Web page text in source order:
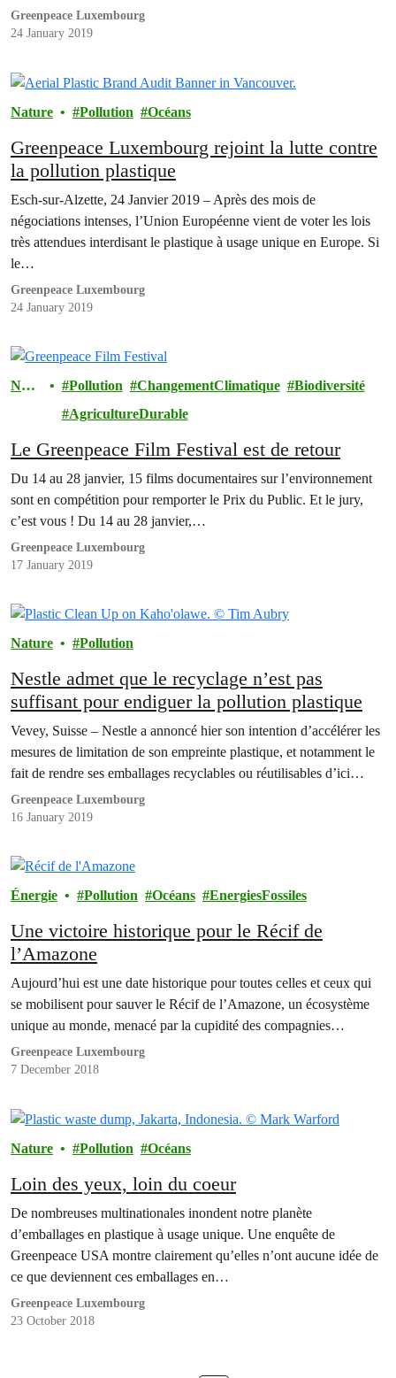
Greenpeace Luxembourg
24 January 2019
Nature Pollution Océans
Greenpeace Luxembourg rejoint la lutte contre
la pollution plastique
Esch-sur-Alzette, 24 Janvier 2019 – Après des mois de
négociations intenses, l’Union Européenne vient de voter les lois
très attendues interdisant le plastique à usage unique en Europe. Si
le…
Greenpeace Luxembourg
24 January 2019
Natu
Pollution ChangementClimatique
Biodiversité
AgricultureDurable
Le Greenpeace Film Festival est de retour
Du 14 au 28 janvier, 15 films documentaires sur l’environnement
sont en compétition pour remporter le Prix du Public. Et le jury,
c’est vous ! Du 14 au 28 janvier,…
Greenpeace Luxembourg
17 January 2019
Nature Pollution
Nestle admet que le recyclage n’est pas
suffisant pour endiguer la pollution plastique
Vevey, Suisse – Nestle a annoncé hier son intention d’accélérer les
mesures de limitation de son empreinte plastique, et notamment le
fait de rendre ses emballages recyclables ou réutilisables d’ici…
Greenpeace Luxembourg
16 January 2019
Énergie Pollution Océans EnergiesFossiles
Une victoire historique pour le Récif de
l’Amazone
Aujourd’hui est une date historique pour toutes celles et ceux qui
se mobilisent pour sauver le Récif de l’Amazone, un écosystème
unique au monde, menacé par la cupidité des compagnies…
Greenpeace Luxembourg
7 December 2018
Nature Pollution Océans
Loin des yeux, loin du coeur
De nombreuses multinationales inondent notre planète
d’emballages en plastique à usage unique. Une enquête de
Greenpeace USA montre clairement qu’elles n’ont aucune idée de
ce que deviennent ces emballages en…
Greenpeace Luxembourg
23 October 2018